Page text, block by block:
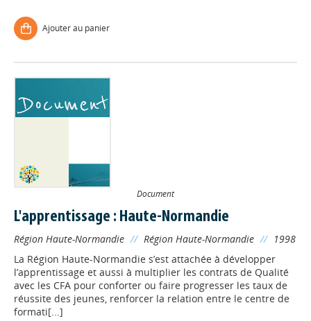
Ajouter au panier
Document
L'apprentissage : Haute-Normandie
Région Haute-Normandie // Région Haute-Normandie // 1998
La Région Haute-Normandie s’est attachée à développer
l’apprentissage et aussi à multiplier les contrats de Qualité
avec les CFA pour conforter ou faire progresser les taux de
réussite des jeunes, renforcer la relation entre le centre de
formati[...]